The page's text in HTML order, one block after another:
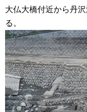
大仏大橋付近から丹
る。